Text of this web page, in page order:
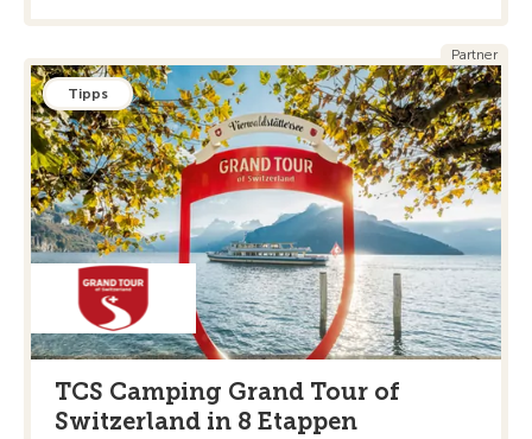
Partner
Tipps
TCS Camping Grand Tour of
Switzerland in 8 Etappen